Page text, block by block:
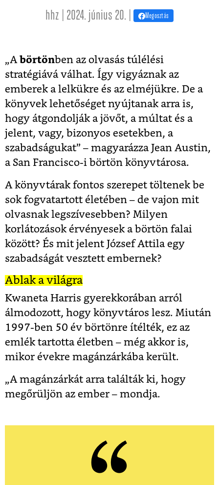
hhz | 2024. június 20. | Megosztás
„A börtönben az olvasás túlélési
stratégiává válhat. Így vigyáznak az
emberek a lelkükre és az elméjükre. De a
könyvek lehetőséget nyújtanak arra is,
hogy átgondolják a jövőt, a múltat és a
jelent, vagy, bizonyos esetekben, a
szabadságukat” – magyarázza Jean Austin,
a San Francisco-i börtön könyvtárosa.
A könyvtárak fontos szerepet töltenek be
sok fogvatartott életében – de vajon mit
olvasnak legszívesebben? Milyen
korlátozások érvényesek a börtön falai
között? És mit jelent József Attila egy
szabadságát vesztett embernek?
Ablak a világra
Kwaneta Harris gyerekkorában arról
álmodozott, hogy könyvtáros lesz. Miután
1997-ben 50 év börtönre ítélték, ez az
emlék tartotta életben – még akkor is,
mikor évekre magánzárkába került.
„A magánzárkát arra találták ki, hogy
megőrüljön az ember – mondja.